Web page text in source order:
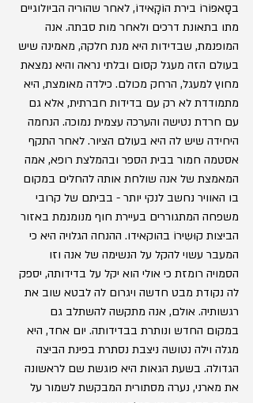
בסָאפּוֹרוֹ בירת הוֹקָאידוֹ, לאחר שהוריה הביולוגיים
מתו בתאונת דרכים ולאחר מות סבתה. אנה
המופנמת, שבדידות היא מנת חלקה, מאמינה שיש
בעולם הזה מעגל קסום ובלתי נראה והיא נמצאת
מחוץ למעגל, הרחק מכולם. כילדה מאומצת, היא
מתמודדת לא רק עם בדידות חברתית, אלא גם
עם חרדת נטישה והערכה עצמית נמוכה. הנחמה
היחידה שיש לה היא בעולם הציור. לאחר התקף
אסטמה חמור בבית הספר ובהמלצת רופא, אמה
המאמצת של אנה שולחת אותה להחלים במקום
בו האוויר נחשב לנקי יותר - בביתם של קרובי
משפחה המתגוררים בעיירת חוף מנומנמת באזור
הביצות קוּשִירוֹ בהוקאידו. ההנחה הגלויה היא כי
המעבר עשוי להקל על הנשימה של אנה וזו
הסמויה רומזת כי אולי הוא יקל על בדידותה, יספק
לה נקודת מבט חדשה ויגרום לה לבטא שוב את
רגשותיה. אולם, אנה מתקשה להשתלב גם
במקום החדש ונותרת בבדידותה. יום אחד, היא
מגלה וילה נטושה ניצבת נסתרת בפינת הביצה
הגדולה. בשעת הגאות היא פוגשת שם לראשונה
את מארני, נערה מסתורית המבקשת לשמור על